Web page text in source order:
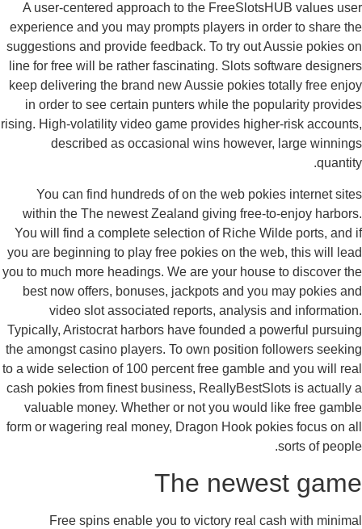
A user-centered approach to the FreeSlotsHUB values
experience and you may prompts players in order to share
suggestions and provide feedback. To try out Aussie pokies
line for free will be rather fascinating. Slots software
keep delivering the brand new Aussie pokies totally free
in order to see certain punters while the popularity
rising. High-volatility video game provides higher-risk
described as occasional wins however, large
You can find hundreds of on the web pokies internet
within the The newest Zealand giving free-to-enjoy
You will find a complete selection of Riche Wilde ports, and
you are beginning to play free pokies on the web, this will
you to much more headings. We are your house to discover
best now offers, bonuses, jackpots and you may pokies
video slot associated reports, analysis and
Typically, Aristocrat harbors have founded a powerful
the amongst casino players. To own position followers
to a wide selection of 100 percent free gamble and you will
cash pokies from finest business, ReallyBestSlots is actually
valuable money. Whether or not you would like free
form or wagering real money, Dragon Hook pokies focus on
sorts of
The newest
Free spins enable you to victory real cash with